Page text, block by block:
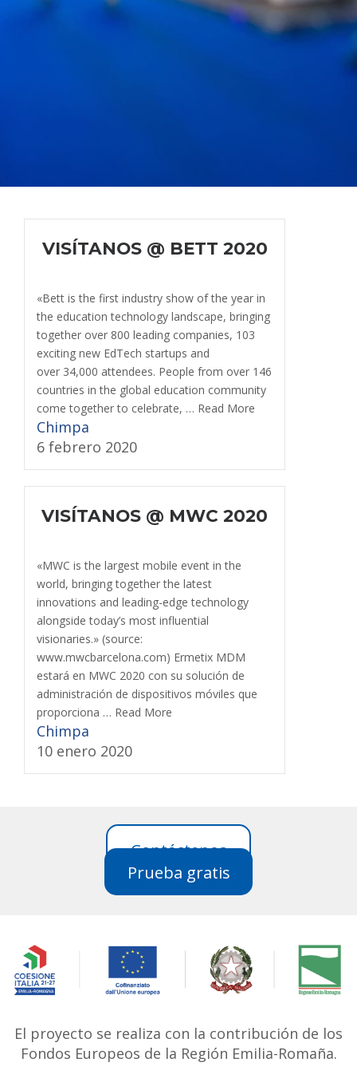
VISÍTANOS @ BETT 2020
«Bett is the first industry show of the year in
the education technology landscape, bringing
together over 800 leading companies, 103
exciting new EdTech startups and
over 34,000 attendees. People from over 146
countries in the global education community
come together to celebrate, … Read More
Chimpa
6 febrero 2020
VISÍTANOS @ MWC 2020
«MWC is the largest mobile event in the
world, bringing together the latest
innovations and leading-edge technology
alongside today’s most influential
visionaries.» (source:
www.mwcbarcelona.com) Ermetix MDM
estará en MWC 2020 con su solución de
administración de dispositivos móviles que
proporciona … Read More
Chimpa
10 enero 2020
Contáctenos
Prueba gratis
El proyecto se realiza con la contribución de los
Fondos Europeos de la Región Emilia-Romaña.